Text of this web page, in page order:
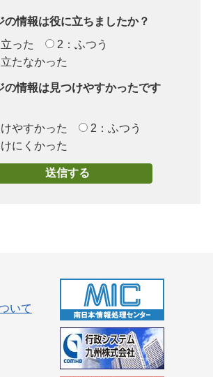
の情報は役に立ちましたか？
った
2：ふつう
たなかった
の情報は見つけやすかったです
やすかった
2：ふつう
にくかった
いて